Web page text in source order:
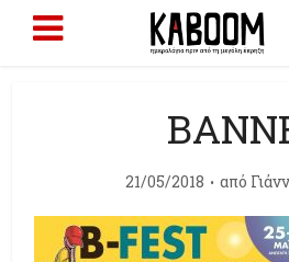
21/05/2018 από